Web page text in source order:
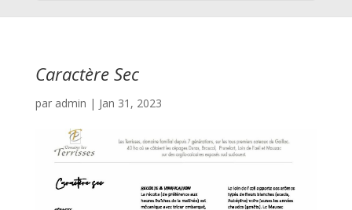
Caractère Sec
par admin | Jan 31, 2023